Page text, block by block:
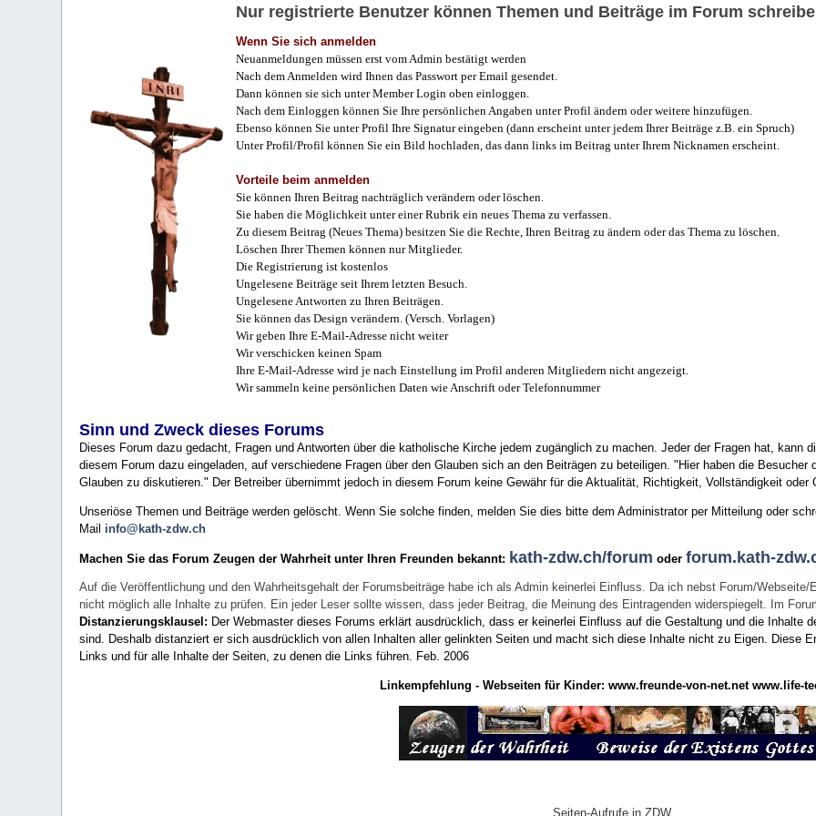
Nur registrierte Benutzer können Themen und Beiträge im Forum
Wenn Sie sich anmelden
Neuanmeldungen müssen erst vom Admin bestätigt werden
Nach dem Anmelden wird Ihnen das Passwort per Email gesendet.
Dann können sie sich unter Member Login oben einloggen.
Nach dem Einloggen können Sie Ihre persönlichen Angaben unter Profil ändern oder weitere hinzufügen.
Ebenso können Sie unter Profil Ihre Signatur eingeben (dann erscheint unter jedem Ihrer Beiträge z.B. ein Spruch)
Unter Profil/Profil können Sie ein Bild hochladen, das dann links im Beitrag unter Ihrem Nicknamen erscheint.
Vorteile beim anmelden
Sie können Ihren Beitrag nachträglich verändern oder löschen.
Sie haben die Möglichkeit unter einer Rubrik ein neues Thema zu verfassen.
Zu diesem Beitrag (Neues Thema) besitzen Sie die Rechte, Ihren Beitrag zu ändern oder das Thema zu löschen.
Löschen Ihrer Themen können nur Mitglieder.
Die Registrierung ist kostenlos
Ungelesene Beiträge seit Ihrem letzten Besuch.
Ungelesene Antworten zu Ihren Beiträgen.
Sie können das Design verändern. (Versch. Vorlagen)
Wir geben Ihre E-Mail-Adresse nicht weiter
Wir verschicken keinen Spam
Ihre E-Mail-Adresse wird je nach Einstellung im Profil anderen Mitgliedern nicht angezeigt.
Wir sammeln keine persönlichen Daten wie Anschrift oder Telefonnummer
Sinn und Zweck dieses Forums
Dieses Forum dazu gedacht, Fragen und Antworten über die katholische Kirche jedem zugänglich zu machen. Jeder der Fragen hat, kann
diesem Forum dazu eingeladen, auf verschiedene Fragen über den Glauben sich an den Beiträgen zu beteiligen. "Hier haben die
Glauben zu diskutieren." Der Betreiber übernimmt jedoch in diesem Forum keine Gewähr für die Aktualität, Richtigkeit, Vollständigkeit
Unseriöse Themen und Beiträge werden gelöscht. Wenn Sie solche finden, melden Sie dies bitte dem Administrator per Mitteilung oder
Mail info@kath-zdw.ch
Machen Sie das Forum Zeugen der Wahrheit unter Ihren Freunden bekannt: kath-zdw.ch/forum oderforum.kath-
Auf die Veröffentlichung und den Wahrheitsgehalt der Forumsbeiträge habe ich als Admin keinerlei Einfluss. Da ich nebst Forum/
nicht möglich alle Inhalte zu prüfen. Ein jeder Leser sollte wissen, dass jeder Beitrag, die Meinung des Eintragenden widerspiegelt. Im
Distanzierungsklausel: Der Webmaster dieses Forums erklärt ausdrücklich, dass er keinerlei Einfluss auf die Gestaltung und die Inhalte
sind. Deshalb distanziert er sich ausdrücklich von allen Inhalten aller gelinkten Seiten und macht sich diese Inhalte nicht zu Eigen. Diese
Links und für alle Inhalte der Seiten, zu denen die Links führen. Feb. 2006
Linkempfehlung - Webseiten für Kinder: www.freunde-von-net.net www.life-
Seiten-Aufrufe in ZDW